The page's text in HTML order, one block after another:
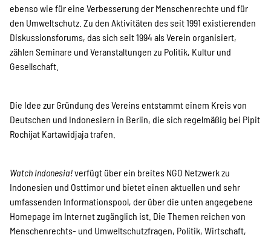
Werde Mitglied
Newsletter abonnieren
SPENDEN
Über uns
Transparenz
ebenso wie für eine Verbesserung der Menschenrechte und für
den Umweltschutz. Zu den Aktivitäten des seit 1991 existierenden
Diskussionsforums, das sich seit 1994 als Verein organisiert,
zählen Seminare und Veranstaltungen zu Politik, Kultur und
Gesellschaft.
Die Idee zur Gründung des Vereins entstammt einem Kreis von
Deutschen und Indonesiern in Berlin, die sich regelmäßig bei Pipit
Rochijat Kartawidjaja trafen.
Watch Indonesia!verfügt über ein breites NGO Netzwerk zu
Indonesien und Osttimor und bietet einen aktuellen und sehr
umfassenden Informationspool, der über die unten angegebene
Homepage im Internet zugänglich ist. Die Themen reichen von
Menschenrechts- und Umweltschutzfragen, Politik, Wirtschaft,